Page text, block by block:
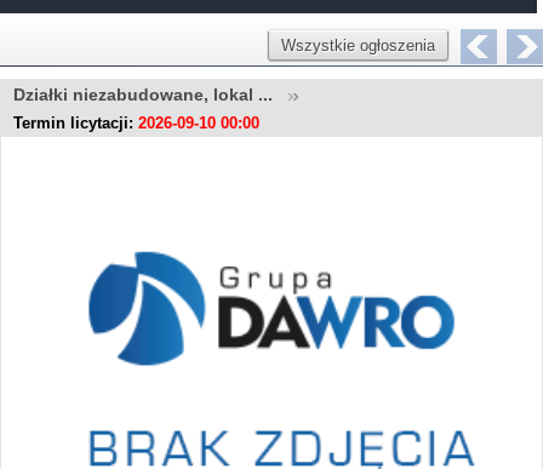
Wszystkie ogłoszenia
Działki niezabudowane, lokal ...
Termin licytacji: 2026-09-10 00:00